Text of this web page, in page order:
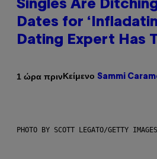
Singles Are
Dates for
Dating Expert Has
1 ώρα πρινΚείμενο Sammi
PHOTO BY SCOTT LEGATO/GETTY IMAGES